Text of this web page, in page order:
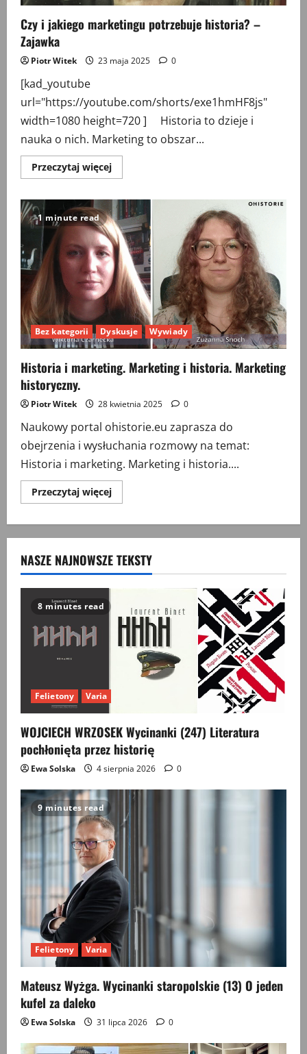
Czy i jakiego marketingu potrzebuje historia? –
Zajawka
Piotr Witek 23 maja 2025 0
[kad_youtube
url="https://youtube.com/shorts/exe1hmHF8js"
width=1080 height=720 ] Historia to dzieje i
nauka o nich. Marketing to obszar...
Przeczytaj więcejPrzeczytaj
więcej
jakiego
marketingu
potrzebuje
historia?
–
Zajawka
1 minute read
Bez kategorii Dyskusje Wywiady
Historia i marketing. Marketing i historia. Marketing
historyczny.
Piotr Witek 28 kwietnia 2025 0
Naukowy portal ohistorie.eu zaprasza do
obejrzenia i wysłuchania rozmowy na temat:
Historia i marketing. Marketing i historia....
Przeczytaj więcejPrzeczytaj
więcej
marketing.
i
historia.
Marketing
NASZE NAJNOWSZE TEKSTY
8 minutes read
Felietony Varia
WOJCIECH WRZOSEK Wycinanki (247) Literatura
pochłonięta przez historię
Ewa Solska 4 sierpnia 2026 0
9 minutes read
Felietony Varia
Mateusz Wyżga. Wycinanki staropolskie (13) O jeden
kufel za daleko
Ewa Solska 31 lipca 2026 0